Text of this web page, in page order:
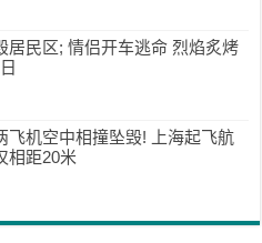
居民区; 情侣开车逃命 烈焰炙烤
飞机空中相撞坠毁! 上海起飞航
相距20米